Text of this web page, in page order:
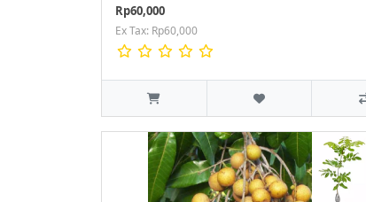
Rp60,000
Ex Tax: Rp60,000